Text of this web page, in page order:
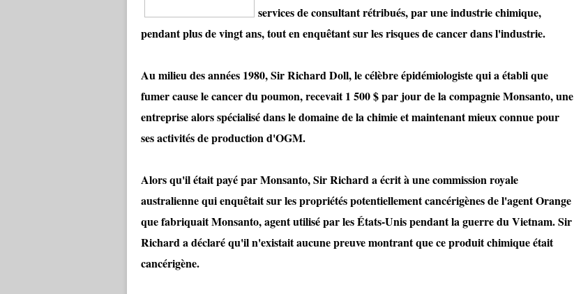
services de consultant rétribués, par une industrie chimique,
pendant plus de vingt ans, tout en enquêtant sur les risques de cancer dans l'industrie.
Au milieu des années 1980, Sir Richard Doll, le célèbre épidémiologiste qui a établi que
fumer cause le cancer du poumon, recevait 1 500 $ par jour de la compagnie Monsanto, une
entreprise alors spécialisé dans le domaine de la chimie et maintenant mieux connue pour
ses activités de production d'OGM.
Alors qu'il était payé par Monsanto, Sir Richard a écrit à une commission royale
australienne qui enquêtait sur les propriétés potentiellement cancérigènes de l'agent Orange
que fabriquait Monsanto, agent utilisé par les États-Unis pendant la guerre du Vietnam. Sir
Richard a déclaré qu'il n'existait aucune preuve montrant que ce produit chimique était
cancérigène.